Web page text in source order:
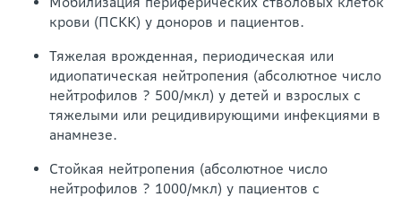
крови (ПСКК) у доноров и пациентов.
Тяжелая врожденная, периодическая или
идиопатическая нейтропения (абсолютное число
нейтрофилов ? 500/мкл) у детей и взрослых с
тяжелыми или рецидивирующими инфекциями в
анамнезе.
Стойкая нейтропения (абсолютное число
нейтрофилов ? 1000/мкл) у пациентов с